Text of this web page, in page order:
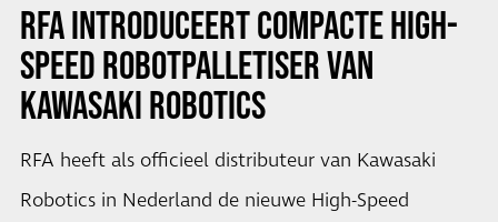
RFA INTRODUCEERT COMPACTE HIGH-
SPEED ROBOTPALLETISER VAN
KAWASAKI ROBOTICS
RFA heeft als officieel distributeur van Kawasaki
Robotics in Nederland de nieuwe High-Speed